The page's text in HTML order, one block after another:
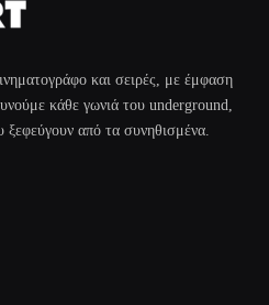
και σειρές, με έμφαση
κάθε γωνιά του underground,
ξεφεύγουν από τα συνηθισμένα.